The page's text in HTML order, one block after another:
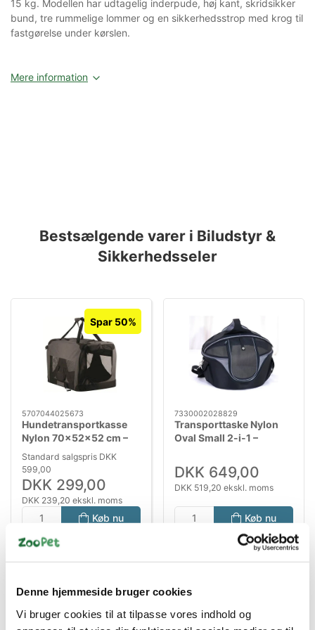
Denne hjemmeside bruger cookies
Vi bruger cookies til at tilpasse vores indhold og
15 kg. Modellen har udtagelig inderpude, høj kant, skridsikker
bund, tre rummelige lommer og en sikkerhedsstrop med krog til
fastgørelse under kørslen.
Mere information
Bestsælgende varer i Biludstyr &
Sikkerhedsseler
Spar 50%
5707044025673
Hundetransportkasse
Nylon 70×52×52 cm –
Sammenklappelig
Transporttaske med
Stålrørsramme
Standard salgspris DKK
599,00
DKK 299,00
DKK 239,20 ekskl. moms
Køb nu
På lager
7330002028829
Transporttaske Nylon
Oval Small 2-i-1 –
cm
DKK 649,00
DKK 519,20 ekskl. moms
Køb nu